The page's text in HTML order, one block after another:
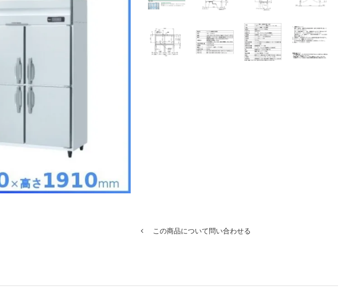
この商品について問い合わせる